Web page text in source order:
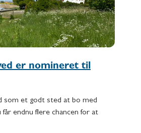
er nomineret til
som et godt sted at bo med
endnu flere chancen for at